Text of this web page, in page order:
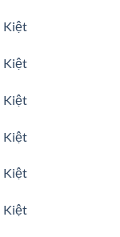
Kiệt
Kiệt
Kiệt
Kiệt
Kiệt
Kiệt